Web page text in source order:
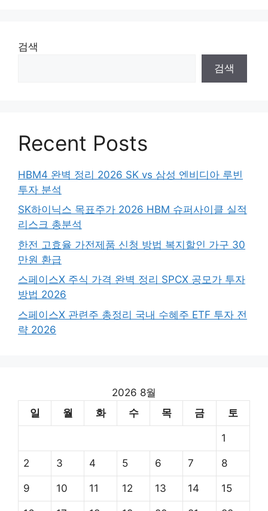
검색
검색
Recent Posts
HBM4 완벽 정리 2026 SK vs 삼성 엔비디아 루빈
투자 분석
SK하이닉스 목표주가 2026 HBM 슈퍼사이클 실적
리스크 총분석
한전 고효율 가전제품 신청 방법 복지할인 가구 30
만원 환급
스페이스X 주식 가격 완벽 정리 SPCX 공모가 투자
방법 2026
스페이스X 관련주 총정리 국내 수혜주 ETF 투자 전
략 2026
2026 8월
일
월 화 수 목 금 토
1
2 3 4 5 6 7 8
9 10 11 12 13 14 15